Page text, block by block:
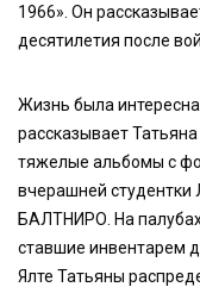
1966». Он
десятилетия после
Жизнь была
рассказывает
тяжелые альбомы с
вчерашней студентки
БАЛТНИРО. На
ставшие инвентарем
Ялте Татьяны